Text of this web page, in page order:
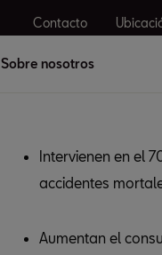
Contacto
Sobre nosotros
Intervienen en el
accidentes
Aumentan el